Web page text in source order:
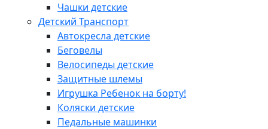
Чашки детские
Детский Транспорт
Автокресла детские
Беговелы
Велосипеды детские
Защитные шлемы
Игрушка Ребенок на борту!
Коляски детские
Педальные машинки